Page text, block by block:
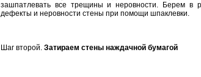
зашпатлевать все трещины и неровности. Берем в
дефекты и неровности стены при помощи шпаклевки.
Шаг второй. Затираем стены наждачной бумагой